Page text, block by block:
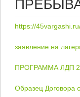
https://
заявление на
ПРОГРАММА ЛДП
Образец Договора